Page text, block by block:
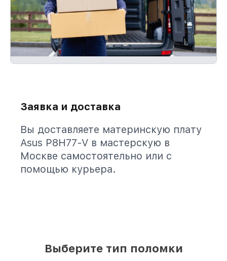
Заявка и доставка
Вы доставляете материнскую плату
Asus P8H77-V в мастерскую в
Москве самостоятельно или с
помощью курьера.
Выберите тип поломки